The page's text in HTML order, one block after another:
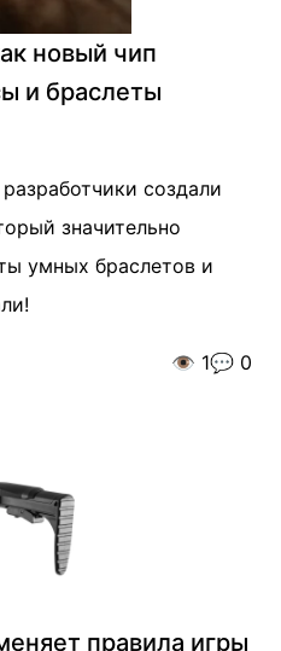
новый чип
и браслеты
создали
значительно
умных браслетов и
👁️ 1💬 0
правила игры